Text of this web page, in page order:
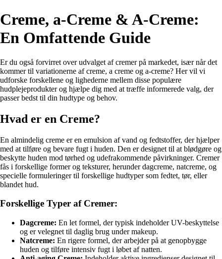
Creme, a-Creme & A-Creme:
En Omfattende Guide
Er du også forvirret over udvalget af cremer på markedet, især når det
kommer til variationerne af creme, a creme og a-creme? Her vil vi
udforske forskellene og lighederne mellem disse populære
hudplejeprodukter og hjælpe dig med at træffe informerede valg, der
passer bedst til din hudtype og behov.
Hvad er en Creme?
En almindelig creme er en emulsion af vand og fedtstoffer, der hjælper
med at tilføre og bevare fugt i huden. Den er designet til at blødgøre og
beskytte huden mod tørhed og udefrakommende påvirkninger. Cremer
fås i forskellige former og teksturer, herunder dagcreme, natcreme, og
specielle formuleringer til forskellige hudtyper som fedtet, tør, eller
blandet hud.
Forskellige Typer af Cremer:
Dagcreme: En let formel, der typisk indeholder UV-beskyttelse
og er velegnet til daglig brug under makeup.
Natcreme: En rigere formel, der arbejder på at genopbygge
huden og tilføre intensiv fugt i løbet af natten.